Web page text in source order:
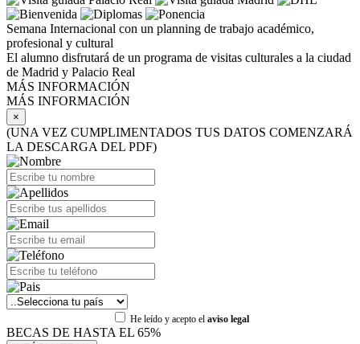
Semana Internacional con un planning de trabajo académico,
profesional y cultural
El alumno disfrutará de un programa de visitas culturales a la ciudad
de Madrid y Palacio Real
MÁS INFORMACIÓN
MÁS INFORMACIÓN
×
(UNA VEZ CUMPLIMENTADOS TUS DATOS COMENZARÁ
LA DESCARGA DEL PDF)
He leído y acepto el aviso legal
BECAS DE HASTA EL 65%